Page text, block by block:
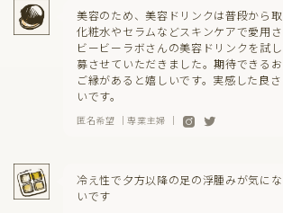
美容のため、美容ドリンクは普段から取
化粧水やセラムなどスキンケアで愛用
ビービーラボさんの美容ドリンクを試
募させていただきました。期待できる
ご縁があると嬉しいです。実感した良
いです。
匿名希望 ｜専業主婦 ｜
冷え性で夕方以降の足の浮腫みが気に
いです